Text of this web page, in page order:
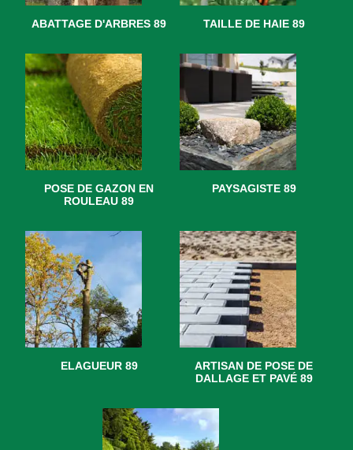
ABATTAGE D'ARBRES 89 TAILLE DE HAIE 89
POSE DE GAZON EN
ROULEAU 89
PAYSAGISTE 89
ELAGUEUR 89
ARTISAN DE POSE DE
DALLAGE ET PAVÉ 89